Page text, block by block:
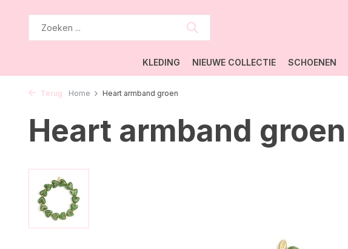
KLEDING NIEUWE COLLECTIE SCHOENEN
Terug Home Heart armband groen
Heart armband groen